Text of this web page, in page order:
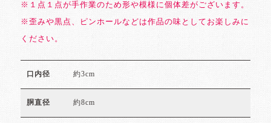
※１点１点が手作業のため形や模様に個体差がございます。
※歪みや黒点、ピンホールなどは作品の味としてお楽しみに
ください。
口内径 約3cm
胴直径 約8cm